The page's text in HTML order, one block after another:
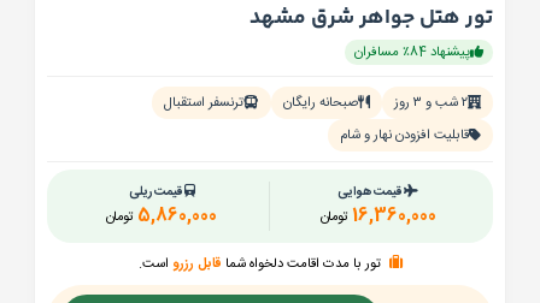
تور هتل جواهر شرق مشهد
پیشنهاد 84٪ مسافران
۲ شب و ۳ روز صبحانه رایگان
ترنسفر استقبال
قابلیت افزودن نهار و شام
قیمت هوایی
تومان 16,360,000
قیمت ریلی
تومان 5,860,000
تور با مدت اقامت دلخواه شما قابل رزرو است.